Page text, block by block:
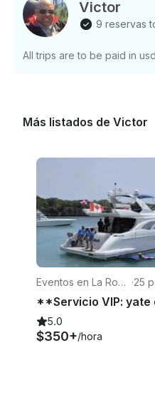
con nosotros para
tarifas.
Victor
9 reservas
All trips are to be paid in usd
Más listados de Victor
Eventos en La Roma ·25
5.0
$350+/hora